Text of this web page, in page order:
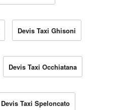
Devis Taxi Ghisoni
Devis Taxi Occhiatana
Devis Taxi Speloncato